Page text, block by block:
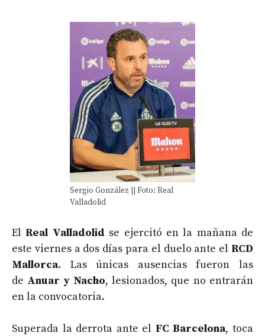
Sergio González || Foto: Real
Valladolid
El Real Valladolid se ejercitó en la mañana de
este viernes a dos días para el duelo ante el RCD
Mallorca. Las únicas ausencias fueron las
de Anuar y Nacho, lesionados, que no entrarán
en la convocatoria.
Superada la derrota ante el FC Barcelona, toca